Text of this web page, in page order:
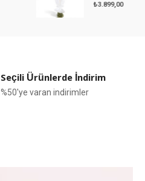
3.899,00
Seçili Ürünlerde İndirim
%50'ye varan indirimler